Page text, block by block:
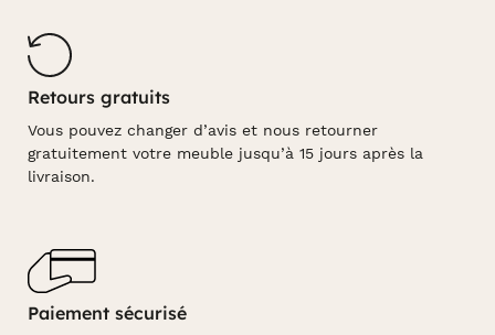
Retours gratuits
Vous pouvez changer d’avis et nous retourner
gratuitement votre meuble jusqu’à 15 jours après la
livraison.
Paiement sécurisé